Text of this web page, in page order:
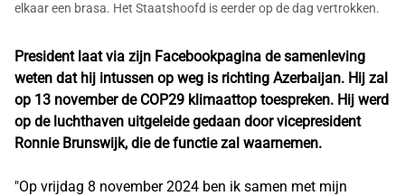
elkaar een brasa. Het Staatshoofd is eerder op de dag vertrokken.
President laat via zijn Facebookpagina de samenleving
weten dat hij intussen op weg is richting Azerbaijan. Hij zal
op 13 november de COP29 klimaattop toespreken. Hij werd
op de luchthaven uitgeleide gedaan door vicepresident
Ronnie Brunswijk, die de functie zal waarnemen.
"Op vrijdag 8 november 2024 ben ik samen met mijn